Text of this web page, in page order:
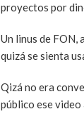
proyectos por
Un linus de FON,
quizá se sienta
Qizá no era
público ese video